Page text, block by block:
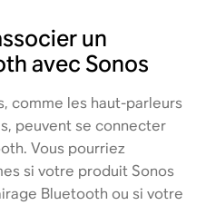
un
avec Sonos
comme les haut-parleurs
peuvent se connecter
Vous pourriez
si votre produit Sonos
Bluetooth ou si votre